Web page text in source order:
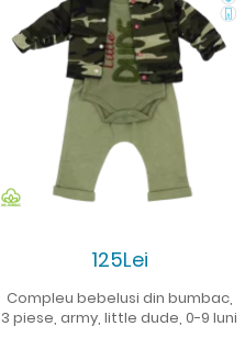
125Lei
Compleu bebelusi din bumbac,
3 piese, army, little dude, 0-9 luni